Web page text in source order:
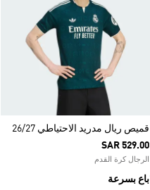
قميص ريال مدريد الاحتياطي 26/27
SAR 529.00
الرجال كرة القدم
ُباع بسرعة